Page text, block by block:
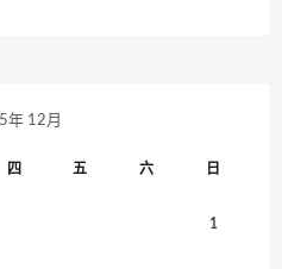
年 12月
四 五 六 日
1